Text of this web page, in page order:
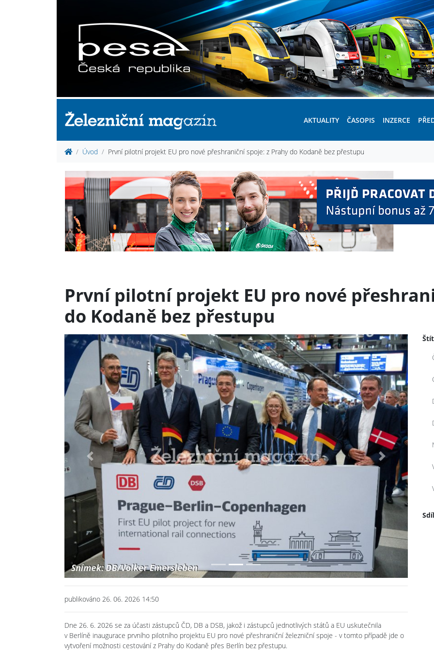
AKTUALITY ČASOPIS INZERCE
Úvod První pilotní projekt EU pro nové přeshraniční spoje: z Prahy do Kodaně bez přestupu
První pilotní projekt EU pro nové
do Kodaně bez přestupu
Previous Next
publikováno 26. 06. 2026 14:50
Dne 26. 6. 2026 se za účasti zástupců ČD, DB a DSB, jakož i zástupců jednotlivých států a EU uskutečnila
v Berlíně inaugurace prvního pilotního projektu EU pro nové přeshraniční železniční spoje - v tomto případě jde o
vytvoření možnosti cestování z Prahy do Kodaně přes Berlín bez přestupu.